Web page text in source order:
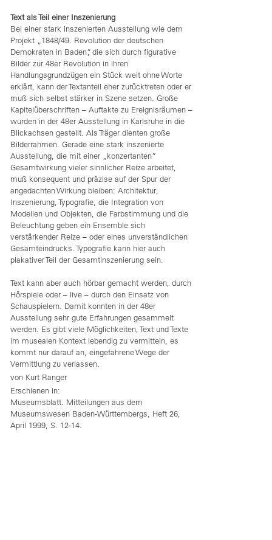
Text als Teil einer Inszenierung
Bei einer stark inszenierten Ausstellung wie dem
Projekt „1848/49. Revolution der deutschen
Demokraten in Baden”, die sich durch figurative
Bilder zur 48er Revolution in ihren
Handlungsgrundzügen ein Stück weit ohne Worte
erklärt, kann der Textanteil eher zurücktreten oder er
muß sich selbst stärker in Szene setzen. Große
Kapitelüberschriften – Auftakte zu Ereignisräumen –
wurden in der 48er Ausstellung in Karlsruhe in die
Blickachsen gestellt. Als Träger dienten große
Bilderrahmen. Gerade eine stark inszenierte
Ausstellung, die mit einer „konzertanten”
Gesamtwirkung vieler sinnlicher Reize arbeitet,
muß konsequent und präzise auf der Spur der
angedachten Wirkung bleiben: Architektur,
Inszenierung, Typografie, die Integration von
Modellen und Objekten, die Farbstimmung und die
Beleuchtung geben ein Ensemble sich
verstärkender Reize – oder eines unverständlichen
Gesamteindrucks. Typografie kann hier auch
plakativer Teil der Gesamtinszenierung sein.
Text kann aber auch hörbar gemacht werden, durch
Hörspiele oder – live – durch den Einsatz von
Schauspielern. Damit konnten in der 48er
Ausstellung sehr gute Erfahrungen gesammelt
werden. Es gibt viele Möglichkeiten, Text und Texte
im musealen Kontext lebendig zu vermitteln, es
kommt nur darauf an, eingefahrene Wege der
Vermittlung zu verlassen.
von Kurt Ranger
Erschienen in:
Museumsblatt. Mitteilungen aus dem
Museumswesen Baden-Württembergs, Heft 26,
April 1999, S. 12-14.